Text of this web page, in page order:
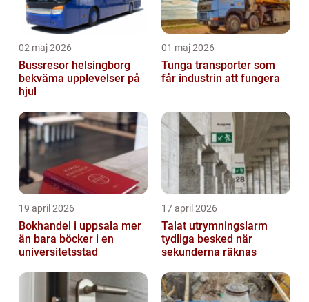
02 maj 2026
Bussresor helsingborg
bekväma upplevelser på
hjul
01 maj 2026
Tunga transporter som
får industrin att fungera
19 april 2026
Bokhandel i uppsala mer
än bara böcker i en
universitetsstad
17 april 2026
Talat utrymningslarm
tydliga besked när
sekunderna räknas